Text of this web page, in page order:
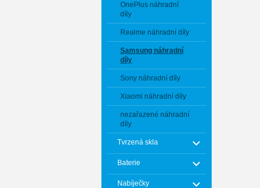
OnePlus náhradní
díly
Realme náhradní díly
Samsung náhradní
díly
Sony náhradní díly
Xiaomi náhradní díly
nezařazené náhradní
díly
Tvrzená skla
Baterie
Nabíječky